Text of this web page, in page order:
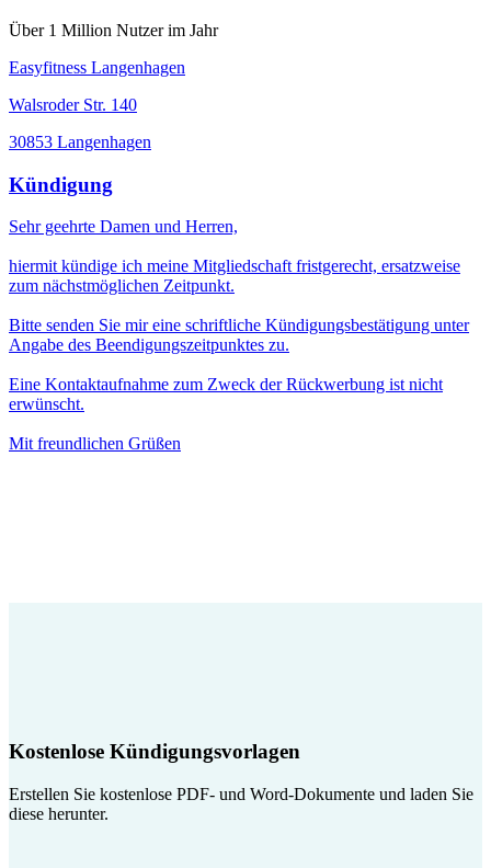
Über 1 Million Nutzer im Jahr
Easyfitness Langenhagen
Walsroder Str. 140
30853 Langenhagen
Kündigung
Sehr geehrte Damen und Herren,
hiermit kündige ich meine Mitgliedschaft fristgerecht, ersatzweise
zum nächstmöglichen Zeitpunkt.
Bitte senden Sie mir eine schriftliche Kündigungsbestätigung unter
Angabe des Beendigungszeitpunktes zu.
Eine Kontaktaufnahme zum Zweck der Rückwerbung ist nicht
erwünscht.
Mit freundlichen Grüßen
Kostenlose Kündigungsvorlagen
Erstellen Sie kostenlose PDF- und Word-Dokumente und laden Sie
diese herunter.